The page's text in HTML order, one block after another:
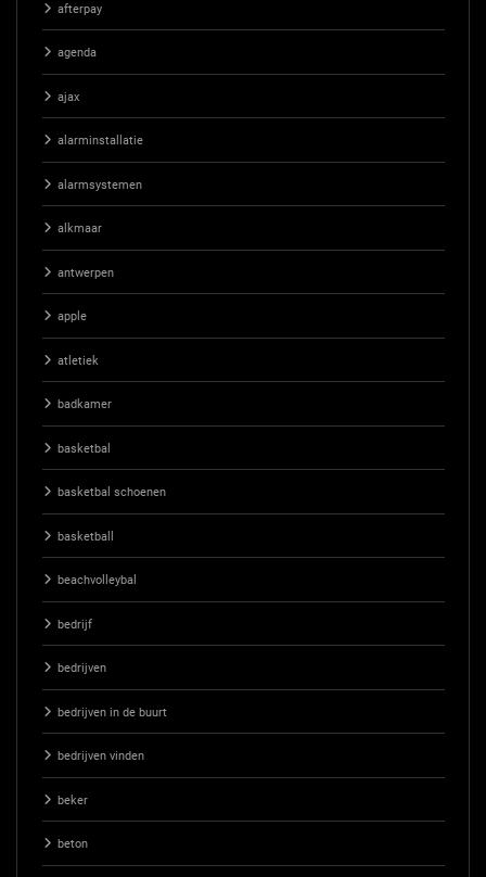
afterpay
agenda
ajax
alarminstallatie
alarmsystemen
alkmaar
antwerpen
apple
atletiek
badkamer
basketbal
basketbal schoenen
basketball
beachvolleybal
bedrijf
bedrijven
bedrijven in de buurt
bedrijven vinden
beker
beton